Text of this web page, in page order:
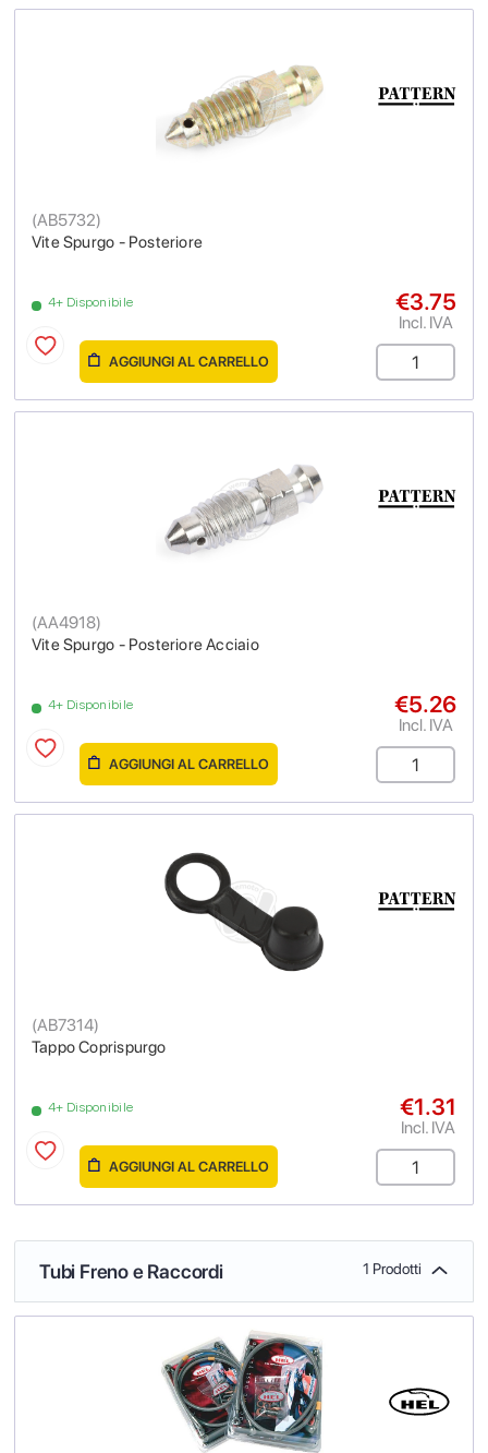
Vite Spurgo - Posteriore
(AB5732)
4+ Disponibile €3.75
Incl. IVA
AGGIUNGI AL CARRELLO
Vite Spurgo - Posteriore Acciaio
(AA4918)
4+ Disponibile €5.26
Incl. IVA
AGGIUNGI AL CARRELLO
Tappo Coprispurgo
(AB7314)
4+ Disponibile €1.31
Incl. IVA
AGGIUNGI AL CARRELLO
Tubi Freno e Raccordi 1 Prodotti